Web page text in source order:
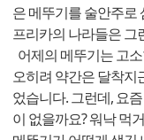
은 메뚜기를 술안주로
프리카의 나라들은 그
어제의 메뚜기는 고
오히려 약간은 달착지
었습니다. 그런데, 요
이 없을까요? 워낙 먹